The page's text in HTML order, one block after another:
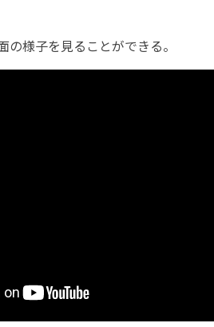
様子を見ることができる。